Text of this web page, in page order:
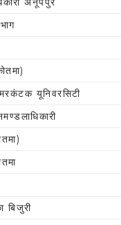
यूनिवरसिटी
बिजुरी